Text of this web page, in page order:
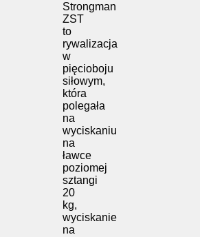
Strongman
ZST
to
rywalizacja
w
pięcioboju
siłowym,
która
polegała
na
wyciskaniu
na
ławce
poziomej
sztangi
20
kg,
wyciskanie
na